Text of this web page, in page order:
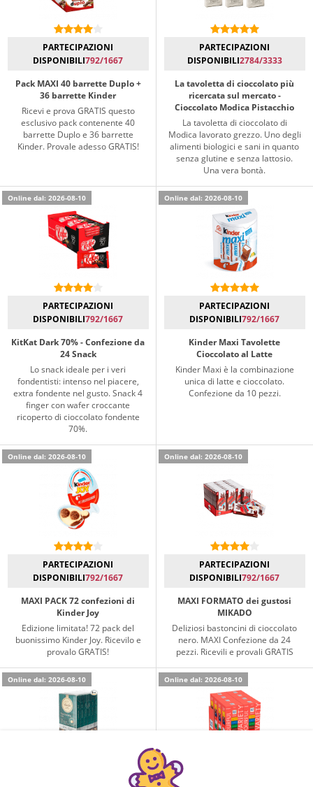
PARTECIPAZIONI
DISPONIBILI792/1667
Pack MAXI 40 barrette Duplo +
36 barrette Kinder
Ricevi e prova GRATIS questo
esclusivo pack contenente 40
barrette Duplo e 36 barrette
Kinder. Provale adesso GRATIS!
PARTECIPAZIONI
DISPONIBILI2784/3333
La tavoletta di cioccolato più
ricercata sul mercato -
Cioccolato Modica Pistacchio
La tavoletta di cioccolato di
Modica lavorato grezzo. Uno degli
alimenti biologici e sani in quanto
senza glutine e senza lattosio.
Una vera bontà.
Online dal: 2026-08-10
PARTECIPAZIONI
DISPONIBILI792/1667
KitKat Dark 70% - Confezione da
24 Snack
Lo snack ideale per i veri
fondentisti: intenso nel piacere,
extra fondente nel gusto. Snack 4
finger con wafer croccante
ricoperto di cioccolato fondente
70%.
Online dal: 2026-08-10
PARTECIPAZIONI
DISPONIBILI792/1667
Kinder Maxi Tavolette
Cioccolato al Latte
Kinder Maxi è la combinazione
unica di latte e cioccolato.
Confezione da 10 pezzi.
Online dal: 2026-08-10
PARTECIPAZIONI
DISPONIBILI792/1667
MAXI PACK 72 confezioni di
Kinder Joy
Edizione limitata! 72 pack del
buonissimo Kinder Joy. Ricevilo e
provalo GRATIS!
Online dal: 2026-08-10
PARTECIPAZIONI
DISPONIBILI792/1667
MAXI FORMATO dei gustosi
MIKADO
Deliziosi bastoncini di cioccolato
nero. MAXI Confezione da 24
pezzi. Ricevili e provali GRATIS
Online dal: 2026-08-10 Online dal: 2026-08-10